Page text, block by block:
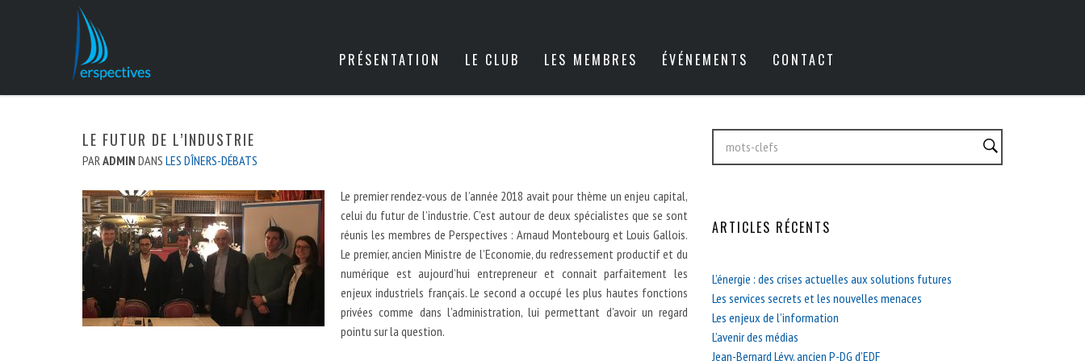
PRÉSENTATION LE CLUB LES MEMBRES ÉVÉNEMENTS CONTACT
LE FUTUR DE L’INDUSTRIE
PARADMIN DANS LES DÎNERS-DÉBATS
Le premier rendez-vous de l’année 2018 avait pour thème un enjeu capital,
celui du futur de l’industrie. C’est autour de deux spécialistes que se sont
réunis les membres de Perspectives : Arnaud Montebourg et Louis Gallois.
Le premier, ancien Ministre de l’Economie, du redressement productif et du
numérique est aujourd’hui entrepreneur et connait parfaitement les
enjeux industriels français. Le second a occupé les plus hautes fonctions
privées comme dans l’administration, lui permettant d’avoir un regard
pointu sur la question.
ARTICLES RÉCENTS
L’énergie : des crises actuelles aux solutions futures
Les services secrets et les nouvelles menaces
Les enjeux de l’information
L’avenir des médias
Jean-Bernard Lévy, ancien P-DG d’EDF